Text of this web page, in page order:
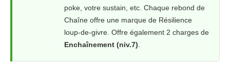
poke, votre sustain, etc. Chaque rebond de
Chaîne offre une marque de Résilience
loup-de-givre. Offre également 2 charges de
Enchaînement (niv.7)